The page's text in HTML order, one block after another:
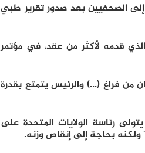
إلى الصحفيين بعد صدور تقرير طبي
الذي قدمه لأكثر من عقد، في مؤتمر
من فراغ (...) والرئيس يتمتع بقدرة
حزيران، هو أكبر شخص يتولى رئاسة الولايات المتحدة على
ولكنه بحاجة إلى إنقاص وزنه.